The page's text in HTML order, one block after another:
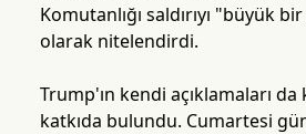
Komutanlığı saldırıyı "büyük
olarak nitelendirdi.
Trump'ın kendi açıklamaları da
katkıda bulundu. Cumartesi